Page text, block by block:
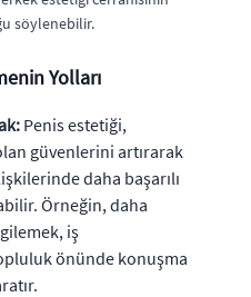
söylenebilir.
Yolları
Penis estetiği,
güvenlerini artırarak
daha başarılı
Örneğin, daha
iş
önünde konuşma